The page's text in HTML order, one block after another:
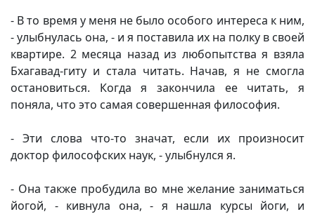
- В то время у меня не было особого интереса к ним,
- улыбнулась она, - и я поставила их на полку в своей
квартире. 2 месяца назад из любопытства я взяла
Бхагавад-гиту и стала читать. Начав, я не смогла
остановиться. Когда я закончила ее читать, я
поняла, что это самая совершенная философия.
- Эти слова что-то значат, если их произносит
доктор философских наук, - улыбнулся я.
- Она также пробудила во мне желание заниматься
йогой, - кивнула она, - я нашла курсы йоги, и